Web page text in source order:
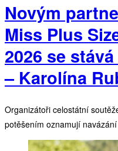
Novým
Miss Plus
2026 se
– Karolína
Organizátoři celostátní
potěšením oznamují